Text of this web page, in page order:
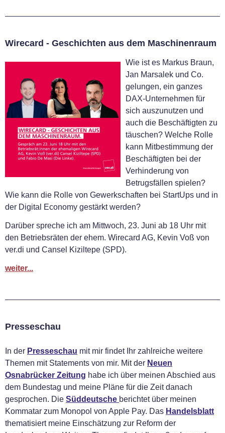
Wirecard - Geschichten aus dem Maschinenraum
Wie ist es Markus Braun,
Jan Marsalek und Co.
gelungen, ein ganzes
DAX-Unternehmen für
sich auszunutzen und
auch die Beschäftigten zu
täuschen? Welche Rolle
kann Mitbestimmung der
Beschäftigten bei der
Verhinderung von
Betrugsfällen spielen?
Wie kann die Rolle von Gewerkschaften bei StartUps und in
der Digital Economy gestärkt werden?
Darüber spreche ich am Mittwoch, 23. Juni ab 18 Uhr mit
den Betriebsräten der ehem. Wirecard AG, Kevin Voß von
ver.di und Cansel Kiziltepe (SPD).
weiter...
Presseschau
In der Presseschau mit mir findet Ihr zahlreiche weitere
Themen mit Statements von mir. Mit der Neuen
Osnabrücker Zeitung habe ich über meinen Abschied aus
dem Bundestag und meine Pläne für die Zeit danach
gesprochen. Die Süddeutsche berichtet über meinen
Kommatar zum Monopol von Apple Pay. Das Handelsblatt
thematisiert meine Einschätzung zur Reform der